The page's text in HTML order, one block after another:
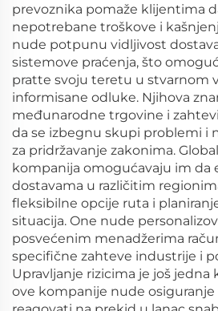
prevoznika pomaže klijentima
nepotrebane troškove i
nude potpunu vidljivost
sistemove praćenja, što
pratte svoju teretu u stvarnom
informisane odluke. Njihova
međunarodne trgovine i
da se izbegnu skupi problemi i
za pridržavanje zakonima.
kompanija omogućavaju im da
dostavama u različitim
fleksibilne opcije ruta i
situacija. One nude
posvećenim menadžerima
specifične zahteve industrije i
Upravljanje rizicima je još jedna
ove kompanije nude